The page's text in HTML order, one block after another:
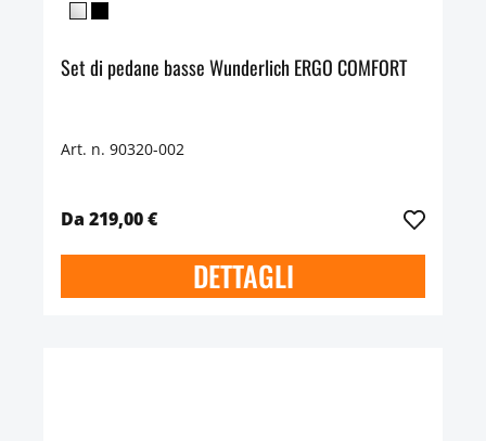
Set di pedane basse Wunderlich ERGO COMFORT
Art. n. 90320-002
Da 219,00 €
DETTAGLI